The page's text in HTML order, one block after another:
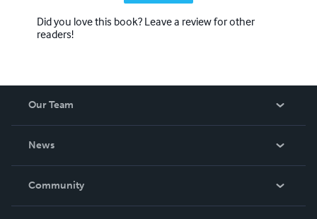
Did you love this book? Leave a review for other
readers!
Our Team
News
In The News
Community